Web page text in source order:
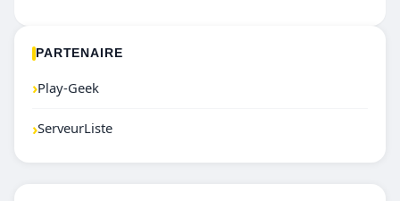
PARTENAIRE
›Play-Geek
›ServeurListe